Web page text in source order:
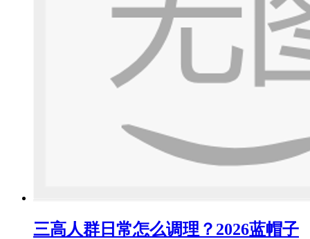
三高人群日常怎么调理？2026蓝帽子